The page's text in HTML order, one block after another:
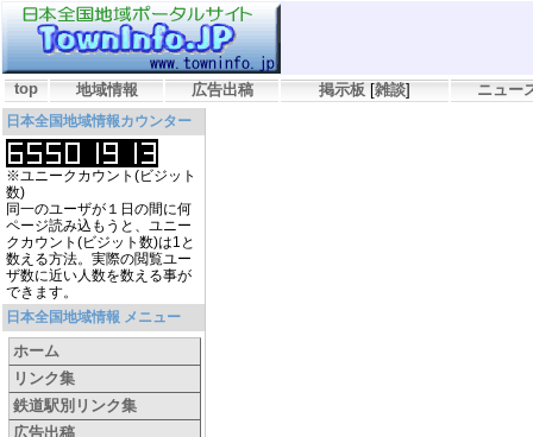
top 地域情報 広告出稿 掲示板 [雑談] ニュー
日本全国地域情報カウンター
※ユニークカウント(ビジット
数)
同一のユーザが１日の間に何
ページ読み込もうと、ユニー
クカウント(ビジット数)は1と
数える方法。実際の閲覧ユー
ザ数に近い人数を数える事が
できます。
日本全国地域情報 メニュー
ホーム
リンク集
鉄道駅別リンク集
広告出稿